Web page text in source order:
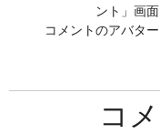
ント」画
コメントのアバタ
コ